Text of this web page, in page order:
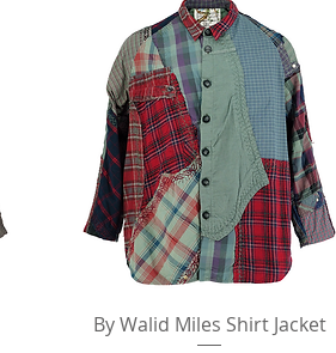
Schnellansicht
By Walid Miles Shirt Jacket